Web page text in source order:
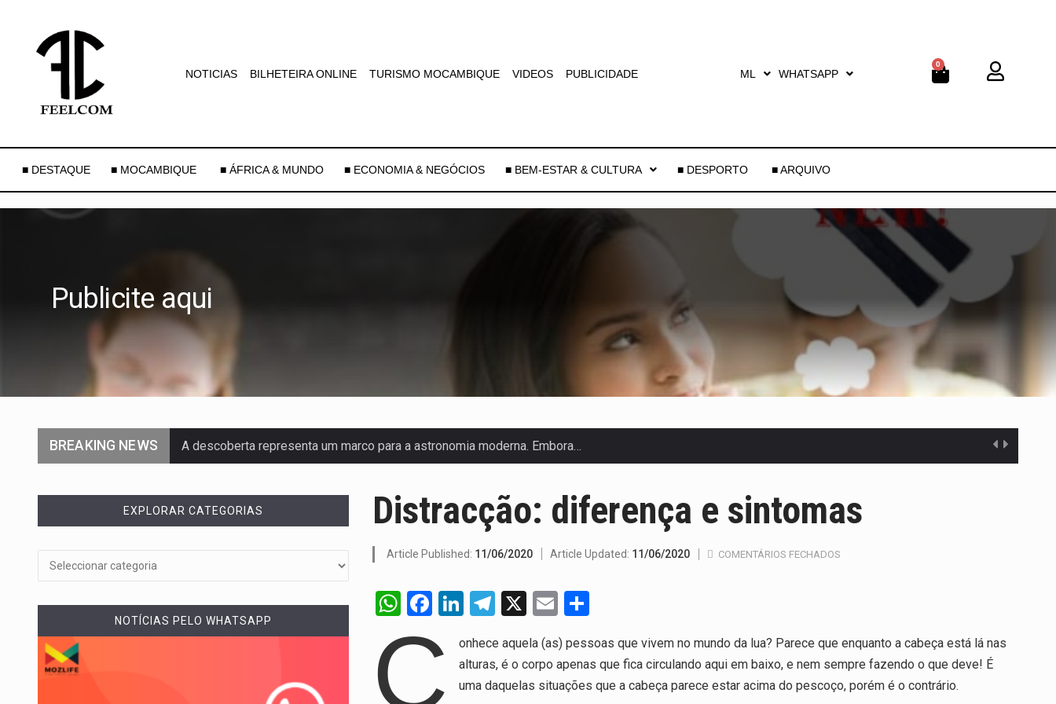
NOTICIAS BILHETEIRA ONLINE TURISMO MOCAMBIQUE VIDEOS PUBLICIDADE ML WHATSAPP
0
■ DESTAQUE ■ MOCAMBIQUE ■ ÁFRICA & MUNDO ■ ECONOMIA & NEGÓCIOS ■ BEM-ESTAR & CULTURA ■ DESPORTO ■ ARQUIVO
Publicite aqui
BREAKING NEWS A descoberta representa um marco para a astronomia moderna. Embora…
De acordo com as autoridades de saúde da Faixa de…
Um dos casos mais graves envolveu a residência de Sam…
A cidade de Bunia, capital da província de Ituri, tornou-se…
O pagamento marca o desfecho de um dos processos mais…
O programa, cuja implementação está prevista entre abril de 2026…
A nova legislação estabelece um prazo de 180 dias para…
Distracção: diferença e sintomas
Article Published: 11/06/2020 Article Updated: 11/06/2020 COMENTÁRIOS FECHADOS
W
h
at
F
ce
Li
ke
dI
T
e
gr
X
E
m
ail ar
e
C
onhece aquela (as) pessoas que vivem no mundo da lua? Parece que enquanto a cabeça está lá nas
alturas, é o corpo apenas que fica circulando aqui em baixo, e nem sempre fazendo o que deve! É
uma daquelas situações que a cabeça parece estar acima do pescoço, porém é o contrário.
EXPLORAR CATEGORIAS
NOTÍCIAS PELO WHATSAPP